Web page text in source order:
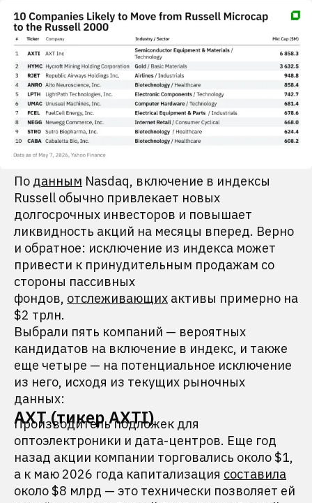
По данным Nasdaq, включение в индексы
Russell обычно привлекает новых
долгосрочных инвесторов и повышает
ликвидность акций на месяцы вперед. Верно
и обратное: исключение из индекса может
привести к принудительным продажам со
стороны пассивных
фондов, отслеживающих активы примерно на
$2 трлн.
Выбрали пять компаний — вероятных
кандидатов на включение в индекс, и также
еще четыре — на потенциальное исключение
из него, исходя из текущих рыночных
данных:
AXT (тикер AXTI)
Производитель подложек для
оптоэлектроники и дата-центров. Еще год
назад акции компании торговались около $1,
а к маю 2026 года капитализация составила
около $8 млрд — это технически позволяет ей